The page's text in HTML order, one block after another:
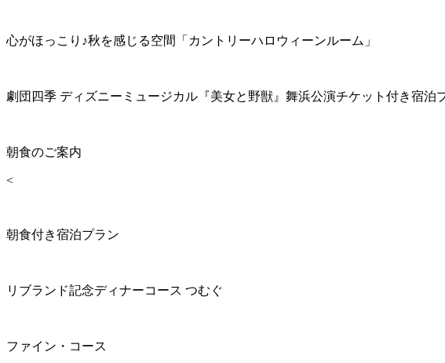
心がほっこり♪秋を感じる空間「カントリーハロウィーンルーム」
劇団四季 ディズニーミュージカル『美女と野獣』舞浜公演チケット付き宿泊
朝食のご案内
<
朝食付き宿泊プラン
リブランド記念ディナーコース つむぐ
ファイン・コース